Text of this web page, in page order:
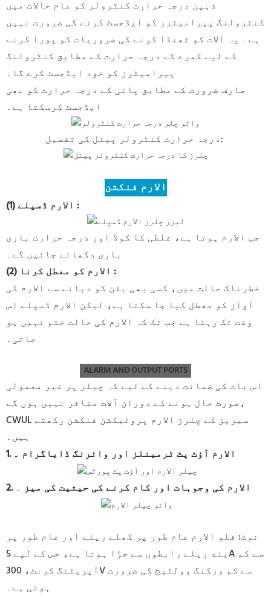
ذہین درجہ حرارت کنٹرولر کو عام حالات میں
کنٹرولنگ پیرامیٹرز کو ایڈجسٹ کرنے کی ضرورت نہیں
ہے۔ یہ آلات کو ٹھنڈا کرنے کی ضروریات کو پورا کرنے
کے لیے کمرے کے درجہ حرارت کے مطابق کنٹرولنگ
پیرامیٹرز کو خود ایڈجسٹ کرے گا۔
صارف ضرورت کے مطابق پانی کے درجہ حرارت کو بھی
ایڈجسٹ کرسکتا ہے۔
درجہ حرارت کنٹرولر پینل کی تفصیل:
الارم فنکشن
(1) الارم ڈسپلے :
جب الارم ہوتا ہے، غلطی کا کوڈ اور درجہ حرارت باری
باری دکھائے جائیں گے۔
(2) الارم کو معطل کرنا :
خطرناک حالت میں، کسی بھی بٹن کو دبانے سے الارم کی
آواز کو معطل کیا جا سکتا ہے، لیکن الارم ڈسپلے اس
وقت تک رہتا ہے جب تک کہ الارم کی حالت ختم نہیں ہو
جاتی۔
ALARM AND OUTPUT PORTS
اس بات کی ضمانت دینے کے لیے کہ چیلر پر غیر معمولی
صورت حال ہونے کے دوران آلات متاثر نہیں ہوں گے،
CWUL سیریز کے چلرز الارم پروٹیکشن فنکشن رکھتے
ہیں۔
1. الارم آؤٹ پٹ ٹرمینلز اور وائرنگ ڈایاگرام ۔
2. الارم کی وجوہات اور کام کرنے کی حیثیت کی میز ۔
نوٹ: فلو الارم عام طور پر کھلے ریلے اور عام طور پر
بند ریلے رابطوں سے جڑا ہوتا ہے، جس کے لیے 5A سے کم
آپریٹنگ کرنٹ، 300V سے کم ورکنگ وولٹیج کی ضرورت
ہوتی ہے۔